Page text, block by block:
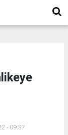
- 09:37